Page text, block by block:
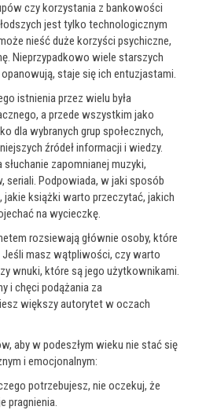
czy korzystania z bankowości
jest tylko technologicznym
nieść duże korzyści psychiczne,
Nieprzypadkowo wiele starszych
staje się ich entuzjastami.
istnienia przez wielu była
a przede wszystkim jako
dla wybranych grup społecznych,
źródeł informacji i wiedzy.
zapomnianej muzyki,
seriali. Podpowiada, w jaki sposób
jakie książki warto przeczytać, jakich
na wycieczkę.
rozsiewają głównie osoby, które
Jeśli masz wątpliwości, czy warto
wnuki, które są jego użytkownikami.
i chęci podążania za
większy autorytet w oczach
aby w podeszłym wieku nie stać się
i emocjonalnym:
potrzebujesz, nie oczekuj, że
pragnienia.